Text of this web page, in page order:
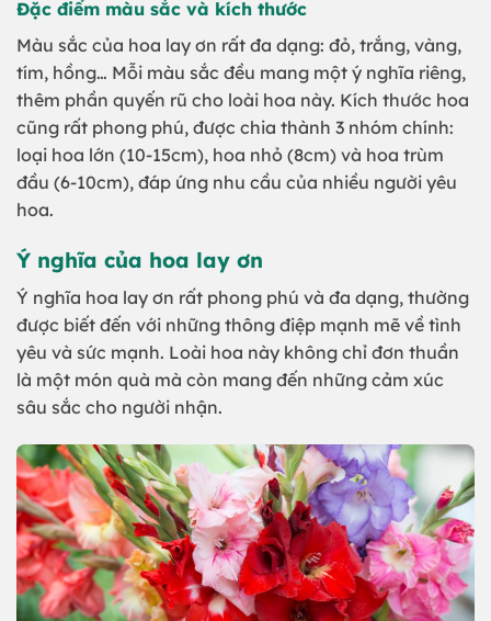
Đặc điểm màu sắc và kích thước
Màu sắc của hoa lay ơn rất đa dạng: đỏ, trắng, vàng,
tím, hồng… Mỗi màu sắc đều mang một ý nghĩa riêng,
thêm phần quyến rũ cho loài hoa này. Kích thước hoa
cũng rất phong phú, được chia thành 3 nhóm chính:
loại hoa lớn (10-15cm), hoa nhỏ (8cm) và hoa trùm
đầu (6-10cm), đáp ứng nhu cầu của nhiều người yêu
hoa.
Ý nghĩa của hoa lay ơn
Ý nghĩa hoa lay ơn rất phong phú và đa dạng, thường
được biết đến với những thông điệp mạnh mẽ về tình
yêu và sức mạnh. Loài hoa này không chỉ đơn thuần
là một món quà mà còn mang đến những cảm xúc
sâu sắc cho người nhận.